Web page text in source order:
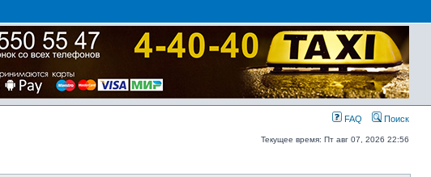
FAQ Поиск
Текущее время: Пт авг 07, 2026 22:56